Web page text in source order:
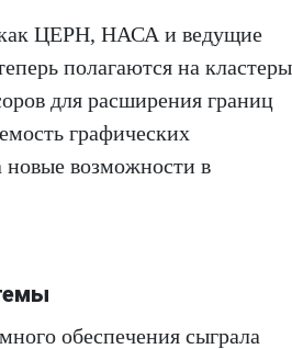
ЦЕРН, НАСА и ведущие
полагаются на кластеры
для расширения границ
графических
новые возможности в
обеспечения сыграла